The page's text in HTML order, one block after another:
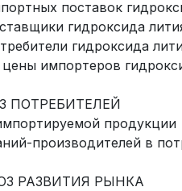
поставок
гидроксида
гидроксида
импортеров
ПОТРЕБИТЕЛЕЙ
продукции
производителей в
РАЗВИТИЯ РЫНКА